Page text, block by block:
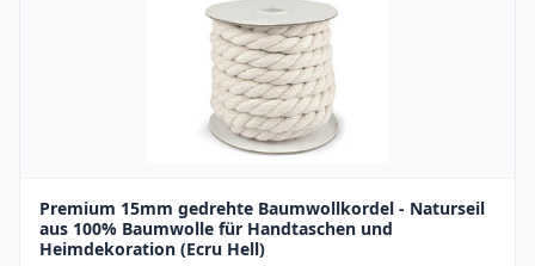
Premium 15mm gedrehte Baumwollkordel - Naturseil
aus 100% Baumwolle für Handtaschen und
Heimdekoration (Ecru Hell)